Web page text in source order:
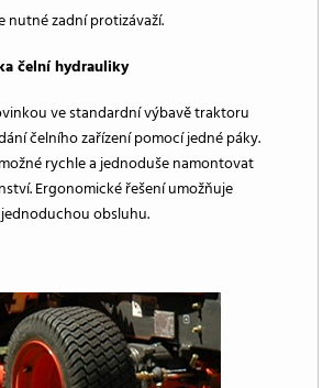
nutné zadní protizávaží.
čelní hydrauliky
ve standardní výbavě traktoru
čelního zařízení pomocí jedné páky.
rychle a jednoduše namontovat
Ergonomické řešení umožňuje
obsluhu.